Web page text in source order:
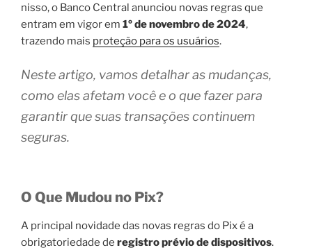
nisso, o Banco Central anunciou novas regras que
entram em vigor em 1º de novembro de 2024,
trazendo mais proteção para os usuários.
Neste artigo, vamos detalhar as mudanças,
como elas afetam você e o que fazer para
garantir que suas transações continuem
seguras.
O Que Mudou no Pix?
A principal novidade das novas regras do Pix é a
obrigatoriedade de registro prévio de dispositivos.